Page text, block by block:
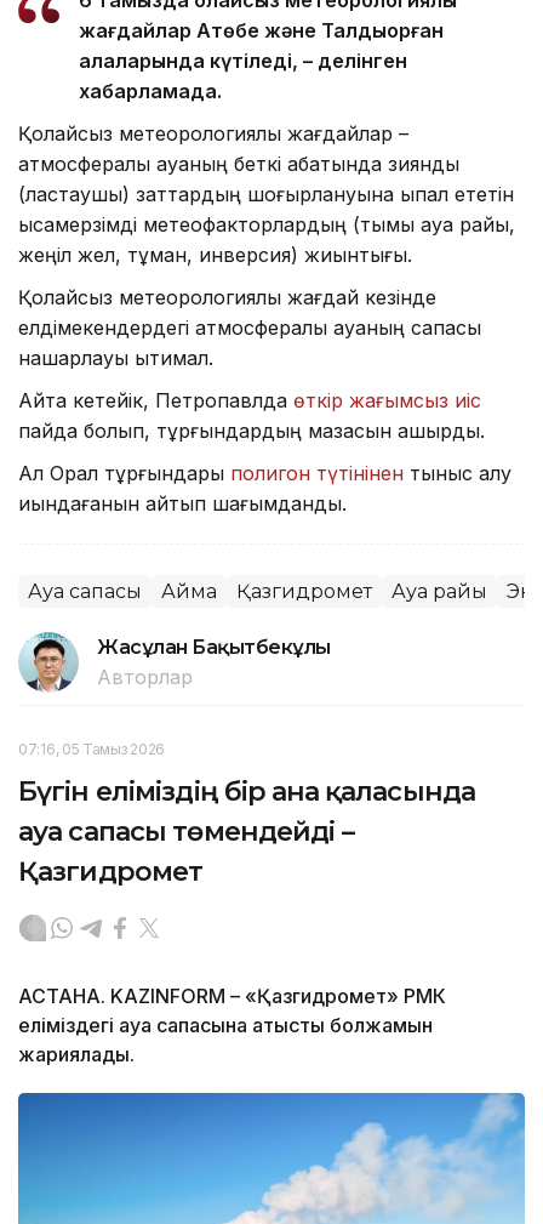
жағдайлар Ақтөбе және Талдықорған
қалаларында күтіледі, – делінген
хабарламада.
Қолайсыз метеорологиялық жағдайлар –
атмосфералық ауаның беткі қабатында зиянды
(ластаушы) заттардың шоғырлануына ықпал ететін
қысқамерзімді метеофакторлардың (тымық ауа райы,
жеңіл жел, тұман, инверсия) жиынтығы.
Қолайсыз метеорологиялық жағдай кезінде
елдімекендердегі атмосфералық ауаның сапасы
нашарлауы ықтимал.
Айта кетейік, Петропавлда өткір жағымсыз иіс
пайда болып, тұрғындардың мазасын қашырды.
Ал Орал тұрғындары полигон түтінінен тыныс алу
қиындағанын айтып шағымданды.
Ауа сапасы Аймақ Қазгидромет Ауа райы
Жасұлан Бақытбекұлы
Авторлар
07:16, 05 Тамыз 2026
Бүгін еліміздің бір ғана қаласында
ауа сапасы төмендейді –
Қазгидромет
АСТАНА. KAZINFORM – «Қазгидромет» РМК
еліміздегі ауа сапасына қатысты болжамын
жариялады.